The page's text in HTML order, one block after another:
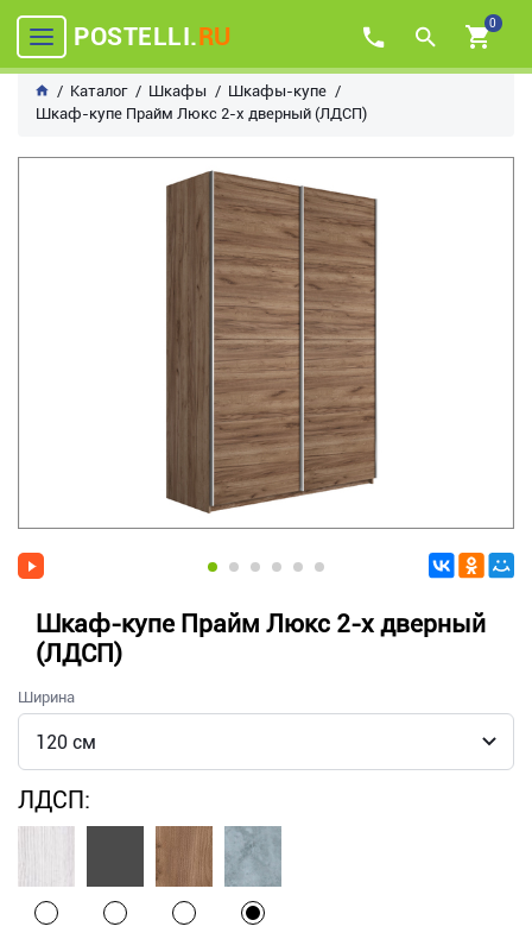
POSTELLI.RU 0
Каталог Шкафы
Шкафы-купе
Шкаф-купе Прайм Люкс 2-х дверный (ЛДСП)
Шкаф-купе Прайм Люкс 2-х дверный
(ЛДСП)
Ширина
ЛДСП: